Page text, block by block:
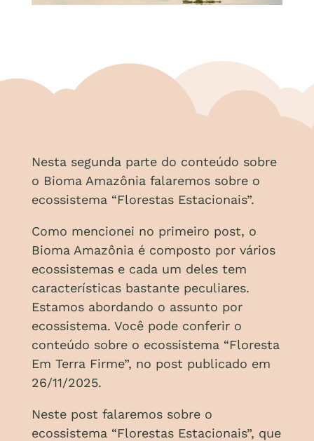
Nesta segunda parte do conteúdo sobre
o Bioma Amazônia falaremos sobre o
ecossistema “Florestas Estacionais”.
Como mencionei no primeiro post, o
Bioma Amazônia é composto por vários
ecossistemas e cada um deles tem
características bastante peculiares.
Estamos abordando o assunto por
ecossistema. Você pode conferir o
conteúdo sobre o ecossistema “Floresta
Em Terra Firme”, no post publicado em
26/11/2025.
Neste post falaremos sobre o
ecossistema “Florestas Estacionais”, que